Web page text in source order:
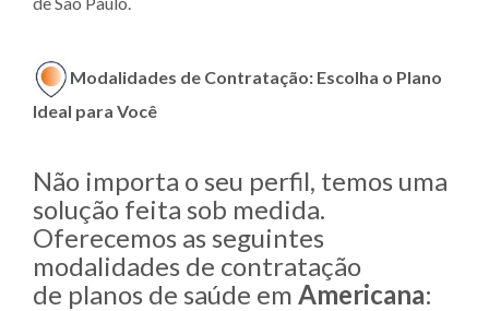
Modalidades de Contratação: Escolha o Plano
Ideal para Você
Não importa o seu perfil, temos uma
solução feita sob medida.
Oferecemos as seguintes
modalidades de contratação
de planos de saúde em Americana: